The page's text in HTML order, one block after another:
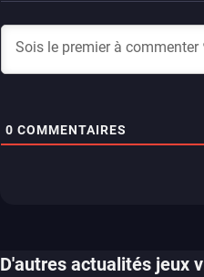
0 COMMENTAIRES
D'autres actualités jeux